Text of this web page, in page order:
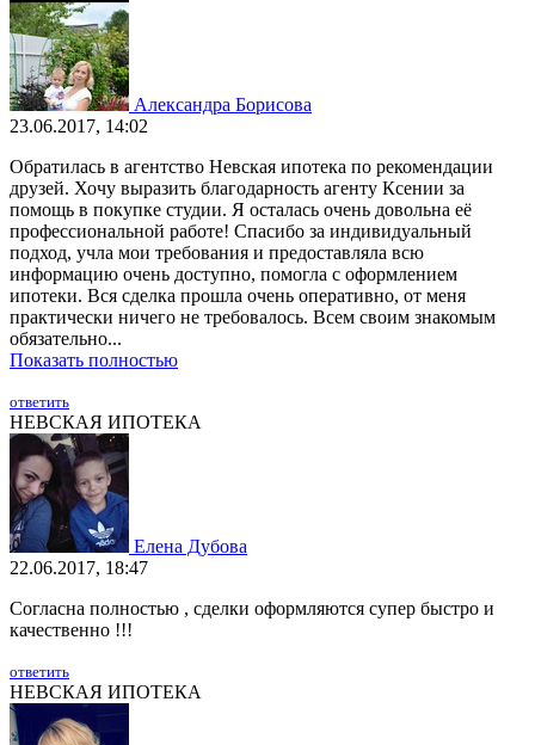
Александра Борисова
23.06.2017, 14:02
Обратилась в агентство Невская ипотека по рекомендации
друзей. Хочу выразить благодарность агенту Ксении за
помощь в покупке студии. Я осталась очень довольна её
профессиональной работе! Спасибо за индивидуальный
подход, учла мои требования и предоставляла всю
информацию очень доступно, помогла с оформлением
ипотеки. Вся сделка прошла очень оперативно, от меня
практически ничего не требовалось. Всем своим знакомым
обязательно...
Показать полностью
ответить
НЕВСКАЯ ИПОТЕКА
Елена Дубова
22.06.2017, 18:47
Согласна полностью , сделки оформляются супер быстро и
качественно !!!
ответить
НЕВСКАЯ ИПОТЕКА